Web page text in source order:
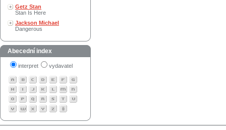
Getz Stan
Stan Is Here
Jackson Michael
Dangerous
Abecední index
interpret vydavatel